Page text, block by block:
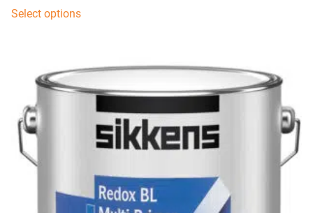
Select options